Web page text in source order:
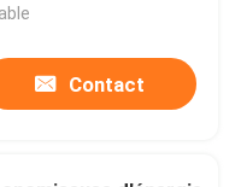
Contact